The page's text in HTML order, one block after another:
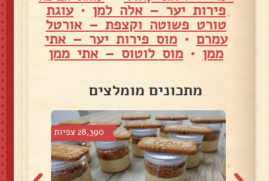
פירות יער – אלה למן •עוגת
טורט פשוטה וקצפת – אורטל
עמרם • מוס פירות יער – אתי
ממן • מוס לוטוס – אתי ממן
מתכונים מומלצים
28,390 צפיות